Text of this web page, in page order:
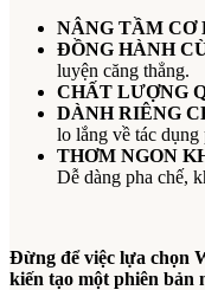
NÂNG TẦM CƠ
ĐỒNG HÀNH
luyện căng thẳng.
CHẤT LƯỢNG
DÀNH RIÊNG
lo lắng về tác dụng
THƠM NGON
Dễ dàng pha chế,
Đừng để việc lựa chọn
kiến tạo một phiên bản